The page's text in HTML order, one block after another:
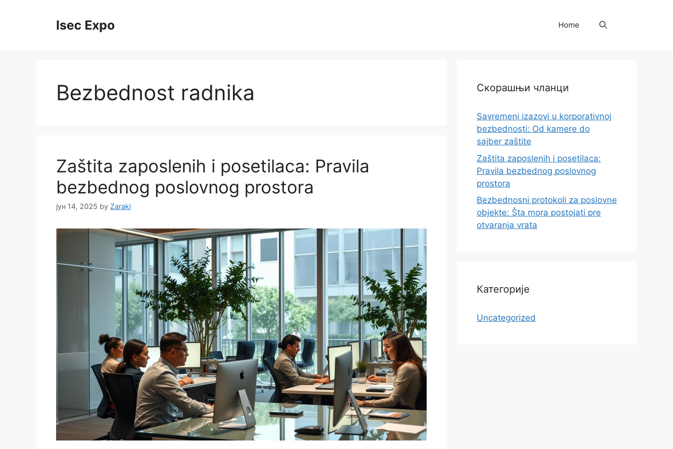
Isec Expo Home
Bezbednost radnika
Zaštita zaposlenih i posetilaca: Pravila
bezbednog poslovnog prostora
јун 14, 2025 by Zaraki
Скорашњи чланци
Savremeni izazovi u korporativnoj
bezbednosti: Od kamere do
sajber zaštite
Zaštita zaposlenih i posetilaca:
Pravila bezbednog poslovnog
prostora
Bezbednosni protokoli za poslovne
objekte: Šta mora postojati pre
otvaranja vrata
Категорије
Uncategorized